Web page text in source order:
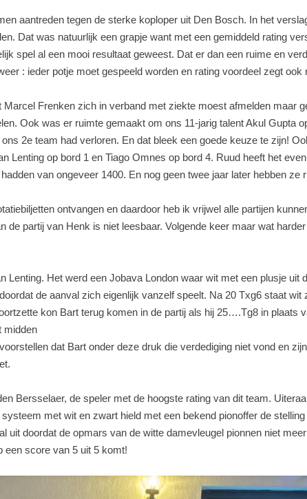
aantreden tegen de sterke koploper uit Den Bosch. In het
Dat was natuurlijk een grapje want met een gemiddeld rating
spel al een mooi resultaat geweest. Dat er dan een ruime en
: ieder potje moet gespeeld worden en rating voordeel zegt ook
Frenken zich in verband met ziekte moest afmelden maar
Ook was er ruimte gemaakt om ons 11-jarig talent Akul Gupta
2e team had verloren. En dat bleek een goede keuze te zijn!
Lenting op bord 1 en Tiago Omnes op bord 4. Ruud heeft het
van ongeveer 1400. En nog geen twee jaar later hebben ze
ontvangen en daardoor heb ik vrijwel alle partijen
de partij van Henk is niet leesbaar. Volgende keer maar wat
Lenting. Het werd een Jobava London waar wit met een plusje uit
de aanval zich eigenlijk vanzelf speelt. Na 20 Txg6 staat wit
kon Bart terug komen in de partij als hij 25….Tg8 in plaats
midden
dat Bart onder deze druk die verdediging niet vond en
Bersselaer, de speler met de hoogste rating van dit team.
met wit en zwart hield met een bekend pionoffer de
uit doordat de opmars van de witte damevleugel pionnen niet
een score van 5 uit 5 komt!